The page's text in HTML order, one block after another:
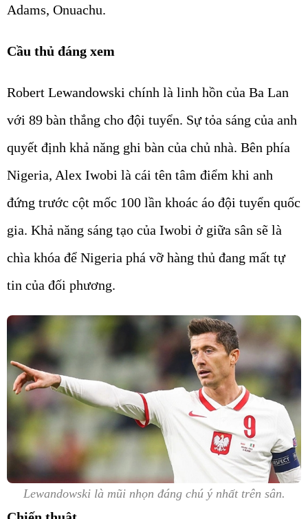
Adams, Onuachu.
Cầu thủ đáng xem
Robert Lewandowski chính là linh hồn của Ba Lan
với 89 bàn thắng cho đội tuyển. Sự tỏa sáng của anh
quyết định khả năng ghi bàn của chủ nhà. Bên phía
Nigeria, Alex Iwobi là cái tên tâm điểm khi anh
đứng trước cột mốc 100 lần khoác áo đội tuyển quốc
gia. Khả năng sáng tạo của Iwobi ở giữa sân sẽ là
chìa khóa để Nigeria phá vỡ hàng thủ đang mất tự
tin của đối phương.
Lewandowski là mũi nhọn đáng chú ý nhất trên sân.